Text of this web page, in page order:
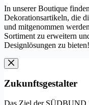
In unserer Boutique
Dekorationsartikeln, die
und mitgenommen
Sortiment zu erweitern
Designlösungen zu bieten!
Zukunftsgestalter
Das Ziel der SÜDBUND